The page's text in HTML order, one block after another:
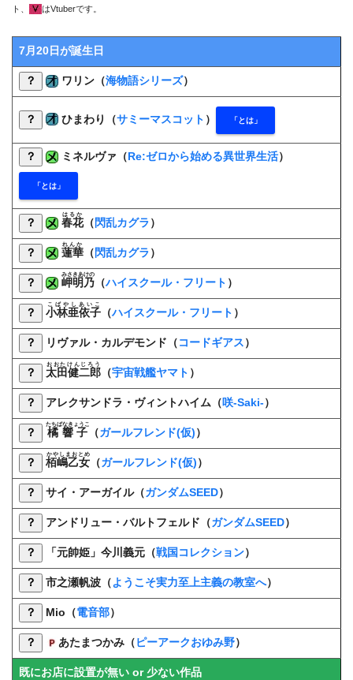
ト、 はVtuberです。
7月20日が誕生日
？ ワリン（海物語シリーズ）
？ ひまわり（サミーマスコット ） 「とは」
？ ミネルヴァ（ Re:ゼロから始める異世界生活）
「とは」
？ 春花
はるか
（ 閃乱カグラ ）
？ 蓮華
れんか
（ 閃乱カグラ ）
？ 岬明乃
みさきあけの
（ハイスクール・フリート ）
？ 小林亜依子
こばやしあいこ
（ハイスクール・フリート ）
？ リヴァル・カルデモンド（ コードギアス ）
？ 太田健二郎
おおたけんじろう
（宇宙戦艦ヤマト ）
？ アレクサンドラ・ヴィントハイム（咲-Saki-）
？ 橘響子
たちばなきょうこ
（ガールフレンド(仮) ）
？ 栢嶋乙女
かやしまおとめ
（ガールフレンド(仮) ）
？ サイ・アーガイル（ガンダムSEED）
？ アンドリュー・バルトフェルド（ガンダムSEED）
？ 「元帥姫」今川義元 （戦国コレクション）
？ 市之瀬帆波（ようこそ実力至上主義の教室へ）
？ Mio（電音部）
？ あたまつかみ（ ピーアークおゆみ野）
既にお店に設置が無い or 少ない作品